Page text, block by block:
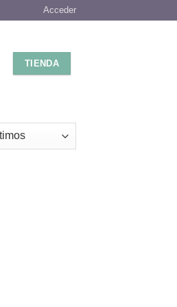
Acceder
TIENDA